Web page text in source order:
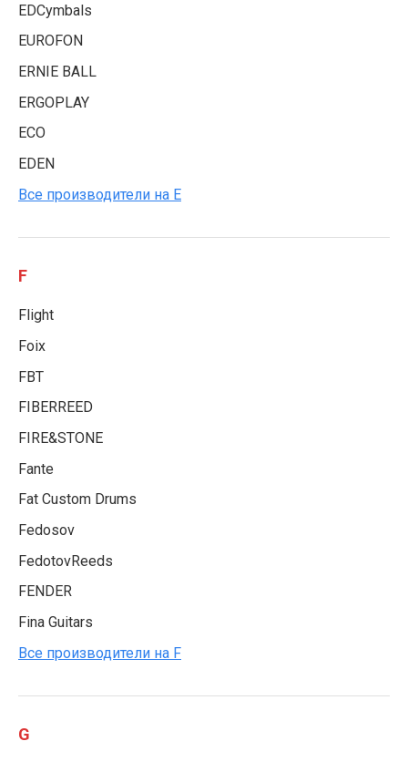
EDCymbals
EUROFON
ERNIE BALL
ERGOPLAY
ECO
EDEN
Все производители на E
F
Flight
Foix
FBT
FIBERREED
FIRE&STONE
Fante
Fat Custom Drums
Fedosov
FedotovReeds
FENDER
Fina Guitars
Все производители на F
G